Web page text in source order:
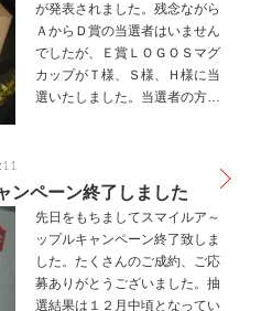
が発表されました。残念ながら
ＡからＤ賞の当選者はいません
でしたが、Ｅ賞ＬＯＧＯＳマグ
カップがＴ様、Ｓ様、Ｈ様に当
選いたしました。当選者の方に
く思います。撮影の様子はブロ
グに掲載させ…
ンペーン終了しました
先日をもちましてスマイルア～
ップルキャンペーン終了致しま
した。たくさんのご成約、ご応
募ありがとうございました。抽
選結果は１２月中頃となってい